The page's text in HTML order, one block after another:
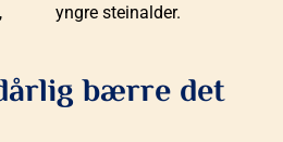
yngre steinalder.
bærre det